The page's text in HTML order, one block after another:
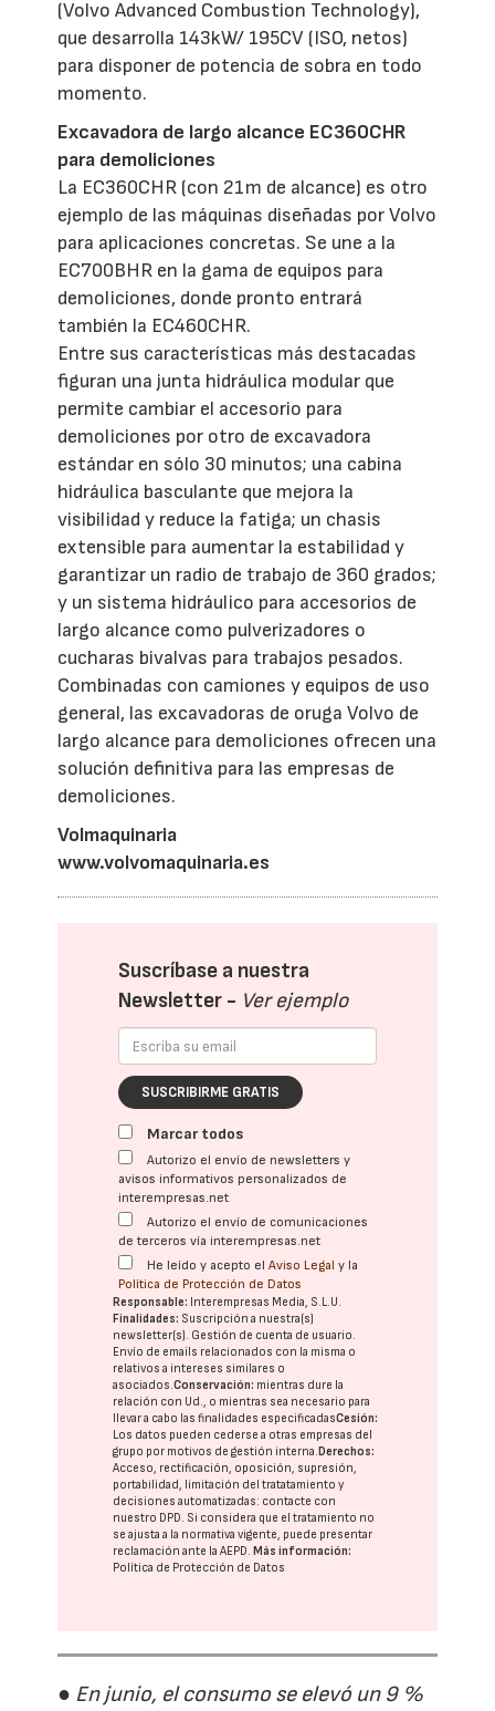
(Volvo Advanced Combustion Technology),
que desarrolla 143kW/ 195CV (ISO, netos)
para disponer de potencia de sobra en todo
momento.
Excavadora de largo alcance EC360CHR
para demoliciones
La EC360CHR (con 21m de alcance) es otro
ejemplo de las máquinas diseñadas por Volvo
para aplicaciones concretas. Se une a la
EC700BHR en la gama de equipos para
demoliciones, donde pronto entrará
también la EC460CHR.
Entre sus características más destacadas
figuran una junta hidráulica modular que
permite cambiar el accesorio para
demoliciones por otro de excavadora
estándar en sólo 30 minutos; una cabina
hidráulica basculante que mejora la
visibilidad y reduce la fatiga; un chasis
extensible para aumentar la estabilidad y
garantizar un radio de trabajo de 360 grados;
y un sistema hidráulico para accesorios de
largo alcance como pulverizadores o
cucharas bivalvas para trabajos pesados.
Combinadas con camiones y equipos de uso
general, las excavadoras de oruga Volvo de
largo alcance para demoliciones ofrecen una
solución definitiva para las empresas de
demoliciones.
Volmaquinaria
www.volvomaquinaria.es
Suscríbase a nuestra
Newsletter - Ver ejemplo
SUSCRIBIRME GRATIS
Marcar todos
Autorizo el envío de newsletters y
avisos informativos personalizados de
interempresas.net
Autorizo el envío de comunicaciones
de terceros vía interempresas.net
He leído y acepto elAviso Legal y la
Política de Protección de Datos
Responsable: Interempresas Media, S.L.U.
Finalidades: Suscripción a nuestra(s)
newsletter(s). Gestión de cuenta de usuario.
Envío de emails relacionados con la misma o
relativos a intereses similares o
asociados.Conservación: mientras dure la
relación con Ud., o mientras sea necesario para
llevar a cabo las finalidades especificadasCesión:
Los datos pueden cederse a otras empresas del
grupo por motivos de gestión interna. Derechos:
Acceso, rectificación, oposición, supresión,
portabilidad, limitación del tratatamiento y
decisiones automatizadas: contacte con
nuestro DPD. Si considera que el tratamiento no
se ajusta a la normativa vigente, puede presentar
reclamación ante laAEPD. Más información:
Política de Protección de Datos
● En junio, el consumo se elevó un 9 %